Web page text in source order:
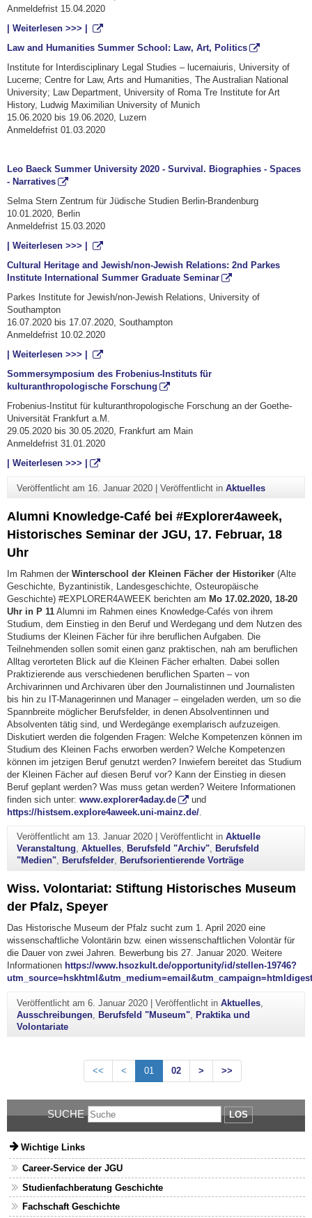
Anmeldefrist 15.04.2020
| Weiterlesen >>> |
Law and Humanities Summer School: Law, Art, Politics
Institute for Interdisciplinary Legal Studies – lucernaiuris, University of
Lucerne; Centre for Law, Arts and Humanities, The Australian National
University; Law Department, University of Roma Tre Institute for Art
History, Ludwig Maximilian University of Munich
15.06.2020 bis 19.06.2020, Luzern
Anmeldefrist 01.03.2020
Leo Baeck Summer University 2020 - Survival. Biographies - Spaces
- Narratives
Selma Stern Zentrum für Jüdische Studien Berlin-Brandenburg
10.01.2020, Berlin
Anmeldefrist 15.03.2020
| Weiterlesen >>> |
Cultural Heritage and Jewish/non-Jewish Relations: 2nd Parkes
Institute International Summer Graduate Seminar
Parkes Institute for Jewish/non-Jewish Relations, University of
Southampton
16.07.2020 bis 17.07.2020, Southampton
Anmeldefrist 10.02.2020
| Weiterlesen >>> |
Sommersymposium des Frobenius-Instituts für
kulturanthropologische Forschung
Frobenius-Institut für kulturanthropologische Forschung an der Goethe-
Universität Frankfurt a.M.
29.05.2020 bis 30.05.2020, Frankfurt am Main
Anmeldefrist 31.01.2020
| Weiterlesen >>> |
Veröffentlicht am 16. Januar 2020| Veröffentlicht in Aktuelles
Alumni Knowledge-Café bei #Explorer4aweek,
Historisches Seminar der JGU, 17. Februar, 18
Uhr
Im Rahmen der Winterschool der Kleinen Fächer der Historiker (Alte
Geschichte, Byzantinistik, Landesgeschichte, Osteuropäische
Geschichte) #EXPLORER4AWEEK berichten am Mo 17.02.2020, 18-20
Uhr in P 11 Alumni im Rahmen eines Knowledge-Cafés von ihrem
Studium, dem Einstieg in den Beruf und Werdegang und dem Nutzen des
Studiums der Kleinen Fächer für ihre beruflichen Aufgaben. Die
Teilnehmenden sollen somit einen ganz praktischen, nah am beruflichen
Alltag verorteten Blick auf die Kleinen Fächer erhalten. Dabei sollen
Praktizierende aus verschiedenen beruflichen Sparten – von
Archivarinnen und Archivaren über den Journalistinnen und Journalisten
bis hin zu IT-Managerinnen und Manager – eingeladen werden, um so die
Spannbreite möglicher Berufsfelder, in denen Absolventinnen und
Absolventen tätig sind, und Werdegänge exemplarisch aufzuzeigen.
Diskutiert werden die folgenden Fragen: Welche Kompetenzen können im
Studium des Kleinen Fachs erworben werden? Welche Kompetenzen
können im jetzigen Beruf genutzt werden? Inwiefern bereitet das Studium
der Kleinen Fächer auf diesen Beruf vor? Kann der Einstieg in diesen
Beruf geplant werden? Was muss getan werden? Weitere Informationen
finden sich unter: www.explorer4aday.de
und
https://histsem.explore4aweek.uni-mainz.de/
Veröffentlicht am 13. Januar 2020| Veröffentlicht in Aktuelle
Veranstaltung, Aktuelles, Berufsfeld "Archiv", Berufsfeld
"Medien", Berufsfelder, Berufsorientierende Vorträge
Wiss. Volontariat: Stiftung Historisches Museum
der Pfalz, Speyer
Das Historische Museum der Pfalz sucht zum 1. April 2020 eine
wissenschaftliche Volontärin bzw. einen wissenschaftlichen Volontär für
die Dauer von zwei Jahren. Bewerbung bis 27. Januar 2020. Weitere
Informationen https://www.hsozkult.de/opportunity/id/stellen-19746?
Veröffentlicht am 6. Januar 2020| Veröffentlicht in Aktuelles,
Ausschreibungen, Berufsfeld "Museum", Praktika und
Volontariate
<< < 01 02 > >>
SUCHE LOS
Wichtige Links
Career-Service der JGU
Studienfachberatung Geschichte
Fachschaft Geschichte